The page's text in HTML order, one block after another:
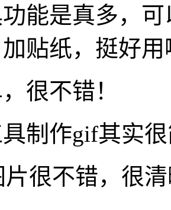
能是真多，
贴纸，挺好用
很不错！
制作gif其实
很不错，很